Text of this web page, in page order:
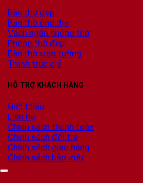
Bàn thờ đẹp
Bàn thờ ông địa
Vách ngăn phòng thờ
Phòng thờ đẹp
Bàn thờ treo tường
Tranh trúc chỉ
HỖ TRỢ KHÁCH HÀNG
Giới thiệu
Liên hệ
Chính sách thanh toán
Chính sách đổi trả
Chính sách giao hàng
Chính sách bảo mật